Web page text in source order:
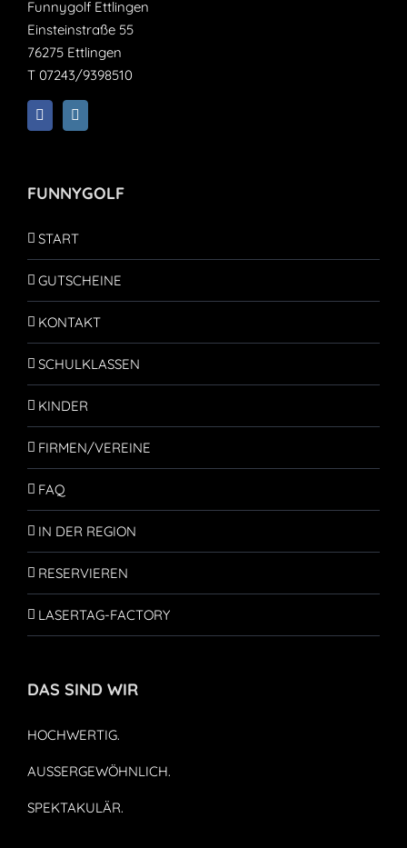
Funnygolf Ettlingen
Einsteinstraße 55
76275 Ettlingen
T 07243/9398510
FUNNYGOLF
START
GUTSCHEINE
KONTAKT
SCHULKLASSEN
KINDER
FIRMEN/VEREINE
FAQ
IN DER REGION
RESERVIEREN
LASERTAG-FACTORY
DAS SIND WIR
HOCHWERTIG.
AUSSERGEWÖHNLICH.
SPEKTAKULÄR.